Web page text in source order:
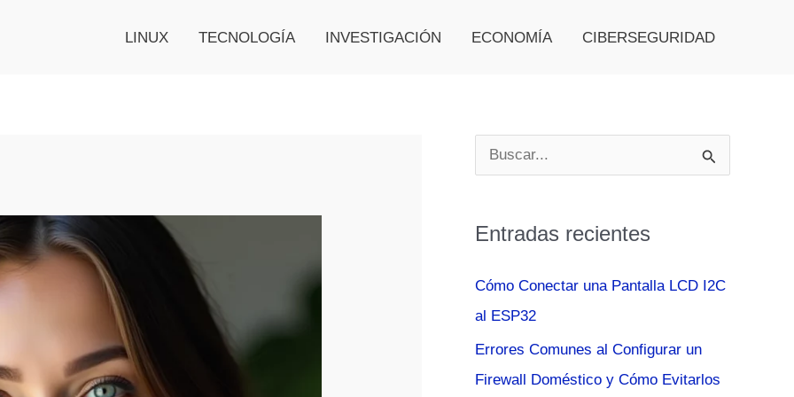
LINUX TECNOLOGÍA INVESTIGACIÓN ECONOMÍA CIBERSEGURIDAD
u
c
o
r
Entradas recientes
Cómo Conectar una Pantalla LCD I2C
al ESP32
Errores Comunes al Configurar un
Firewall Doméstico y Cómo Evitarlos